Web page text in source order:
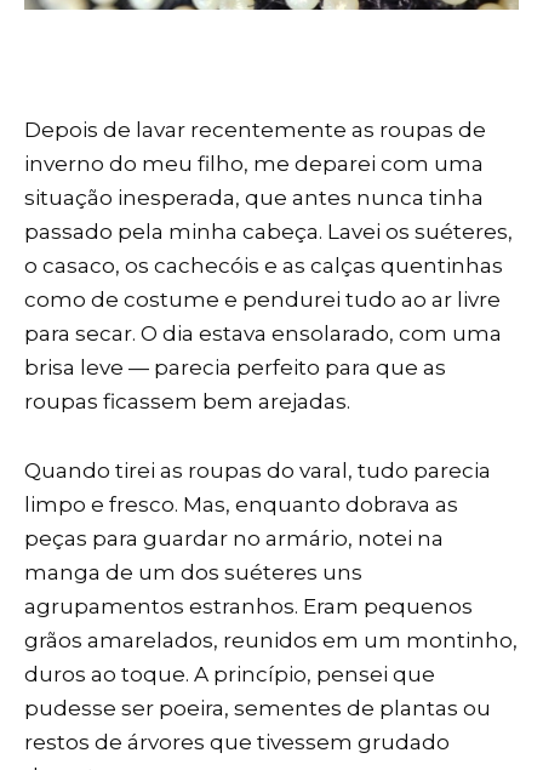
Depois de lavar recentemente as roupas de
inverno do meu filho, me deparei com uma
situação inesperada, que antes nunca tinha
passado pela minha cabeça. Lavei os suéteres,
o casaco, os cachecóis e as calças quentinhas
como de costume e pendurei tudo ao ar livre
para secar. O dia estava ensolarado, com uma
brisa leve — parecia perfeito para que as
roupas ficassem bem arejadas.
Quando tirei as roupas do varal, tudo parecia
limpo e fresco. Mas, enquanto dobrava as
peças para guardar no armário, notei na
manga de um dos suéteres uns
agrupamentos estranhos. Eram pequenos
grãos amarelados, reunidos em um montinho,
duros ao toque. A princípio, pensei que
pudesse ser poeira, sementes de plantas ou
restos de árvores que tivessem grudado